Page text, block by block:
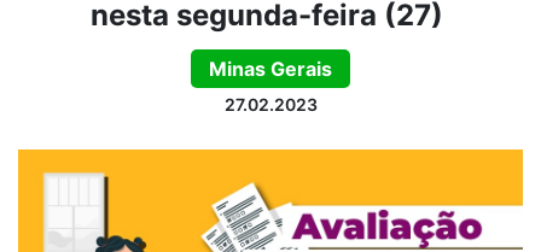
nesta segunda-feira (27)
Minas Gerais
27.02.2023